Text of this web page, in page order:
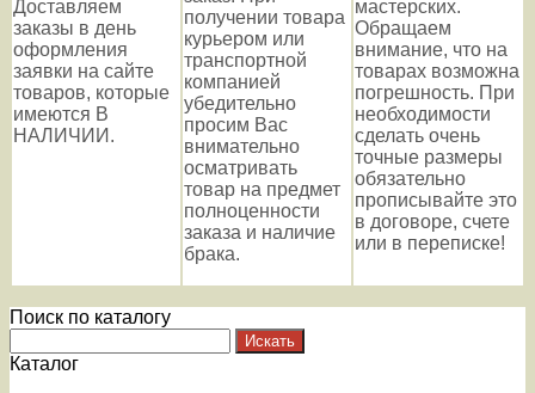
Доставляем
заказы в день
оформления
заявки на сайте
товаров, которые
имеются В
НАЛИЧИИ.
получении товара
курьером или
транспортной
компанией
убедительно
просим Вас
внимательно
осматривать
товар на предмет
полноценности
заказа и наличие
брака.
мастерских.
Обращаем
внимание, что на
товарах возможна
погрешность. При
необходимости
сделать очень
точные размеры
обязательно
прописывайте это
в договоре, счете
или в переписке!
Поиск по каталогу
Каталог